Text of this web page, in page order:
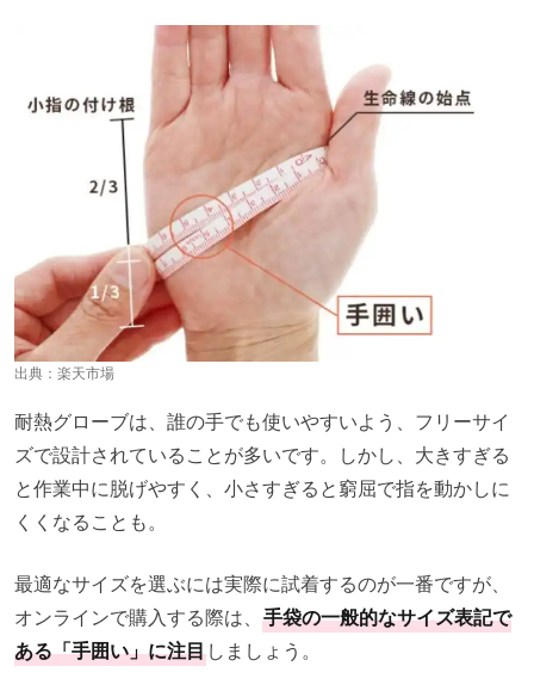
出典： 楽天市場
耐熱グローブは、誰の手でも使いやすいよう、フリーサイ
ズで設計されていることが多いです。しかし、大きすぎる
と作業中に脱げやすく、小さすぎると窮屈で指を動かしに
くくなることも。
最適なサイズを選ぶには実際に試着するのが一番ですが、
オンラインで購入する際は、 手袋の一般的なサイズ表記で
ある「手囲い」に注目しましょう。